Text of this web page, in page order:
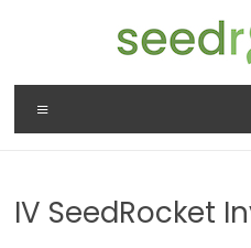
SeedRocket
La
que
IV SeedRocket